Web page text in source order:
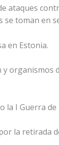
ataques
se toman en
en Estonia.
y
la I Guerra
la retirada